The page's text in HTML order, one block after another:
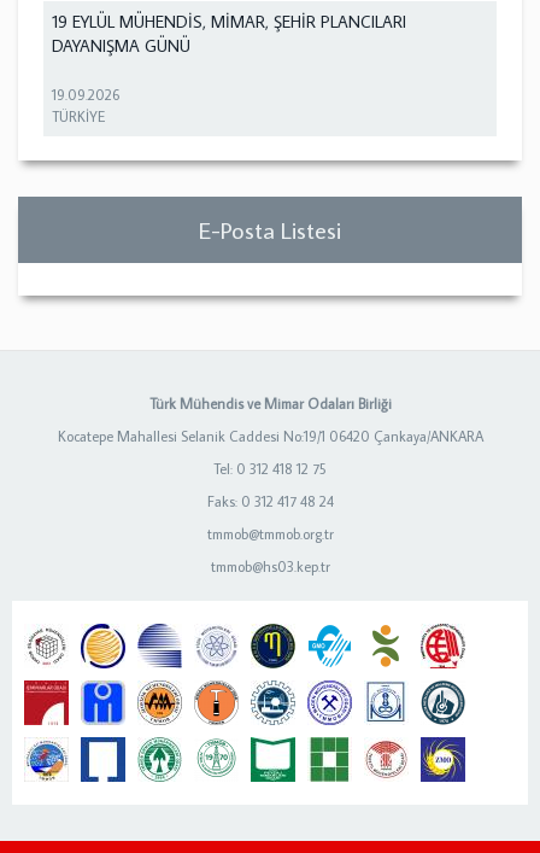
19 EYLÜL MÜHENDİS, MİMAR, ŞEHİR PLANCILARI
DAYANIŞMA GÜNÜ
19.09.2026
TÜRKİYE
E-Posta Listesi
Türk Mühendis ve Mimar Odaları Birliği
Kocatepe Mahallesi Selanik Caddesi No:19/1 06420 Çankaya/ANKARA
Tel: 0 312 418 12 75
Faks: 0 312 417 48 24
tmmob@tmmob.org.tr
tmmob@hs03.kep.tr